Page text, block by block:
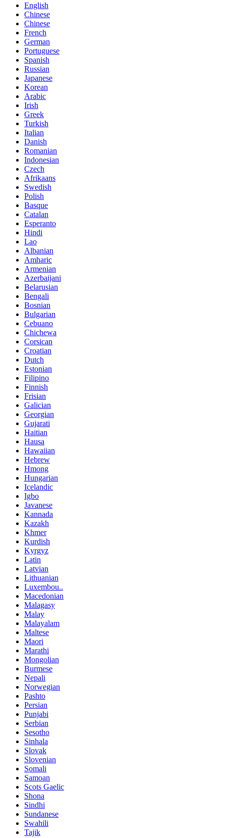
English
Chinese
Chinese
French
German
Portuguese
Spanish
Russian
Japanese
Korean
Arabic
Irish
Greek
Turkish
Italian
Danish
Romanian
Indonesian
Czech
Afrikaans
Swedish
Polish
Basque
Catalan
Esperanto
Hindi
Lao
Albanian
Amharic
Armenian
Azerbaijani
Belarusian
Bengali
Bosnian
Bulgarian
Cebuano
Chichewa
Corsican
Croatian
Dutch
Estonian
Filipino
Finnish
Frisian
Galician
Georgian
Gujarati
Haitian
Hausa
Hawaiian
Hebrew
Hmong
Hungarian
Icelandic
Igbo
Javanese
Kannada
Kazakh
Khmer
Kurdish
Kyrgyz
Latin
Latvian
Lithuanian
Luxembou..
Macedonian
Malagasy
Malay
Malayalam
Maltese
Maori
Marathi
Mongolian
Burmese
Nepali
Norwegian
Pashto
Persian
Punjabi
Serbian
Sesotho
Sinhala
Slovak
Slovenian
Somali
Samoan
Scots Gaelic
Shona
Sindhi
Sundanese
Swahili
Tajik